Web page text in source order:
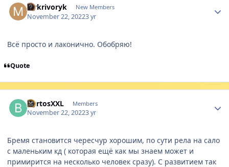
Mrkrivoryk New Members
November 22, 20223 yr
Всё просто и лаконично. Обобряю!
Quote
BurtosXXL Members
November 22, 20223 yr
Бремя становится чересчур хорошим, по сути рела на сало
с маленьким кд ( которая ещё как мы знаем может и
примирится на несколько человек сразу). С развитием так